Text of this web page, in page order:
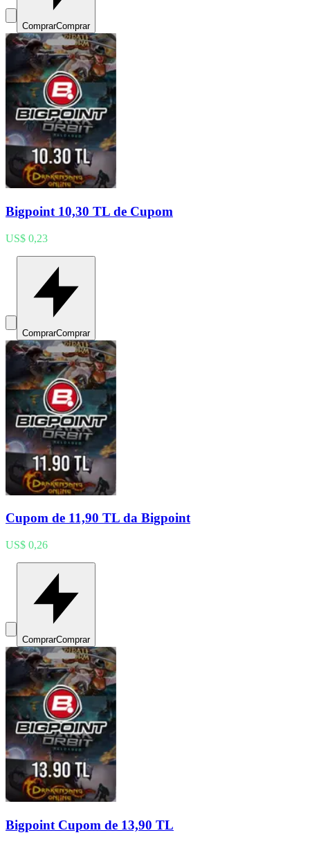
ComprarComprar
Bigpoint 10,30 TL de Cupom
US$ 0,23
ComprarComprar
Cupom de 11,90 TL da Bigpoint
US$ 0,26
ComprarComprar
Bigpoint Cupom de 13,90 TL